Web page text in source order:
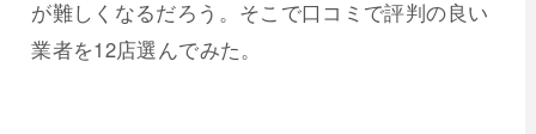
が難しくなるだろう。そこで口コミで評判の良い
業者を12店選んでみた。